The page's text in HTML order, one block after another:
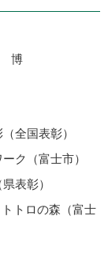
博
全国表彰）
ク（富士市）
表彰）
トロの森（富士